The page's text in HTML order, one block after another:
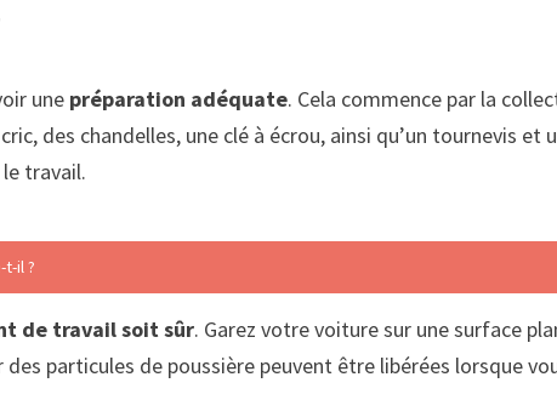
une préparation adéquate. Cela commence par la
des chandelles, une clé à écrou, ainsi qu’un tournevis
travail.
il ?
de travail soit sûr. Garez votre voiture sur une surface
particules de poussière peuvent être libérées lorsque